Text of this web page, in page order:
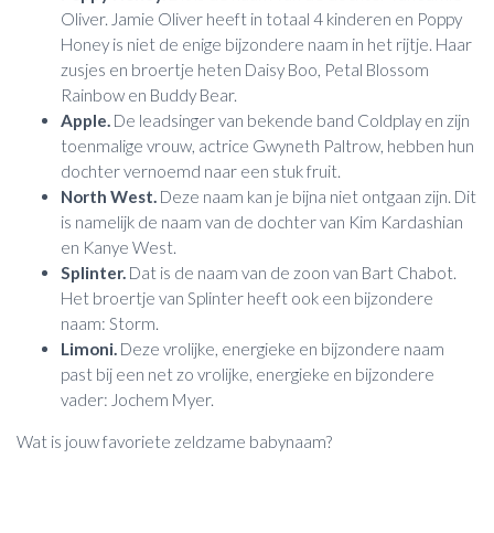
Oliver. Jamie Oliver heeft in totaal 4 kinderen en Poppy
Honey is niet de enige bijzondere naam in het rijtje. Haar
zusjes en broertje heten Daisy Boo, Petal Blossom
Rainbow en Buddy Bear.
Apple. De leadsinger van bekende band Coldplay en zijn
toenmalige vrouw, actrice Gwyneth Paltrow, hebben hun
dochter vernoemd naar een stuk fruit.
North West. Deze naam kan je bijna niet ontgaan zijn. Dit
is namelijk de naam van de dochter van Kim Kardashian
en Kanye West.
Splinter. Dat is de naam van de zoon van Bart Chabot.
Het broertje van Splinter heeft ook een bijzondere
naam: Storm.
Limoni. Deze vrolijke, energieke en bijzondere naam
past bij een net zo vrolijke, energieke en bijzondere
vader: Jochem Myer.
Wat is jouw favoriete zeldzame babynaam?